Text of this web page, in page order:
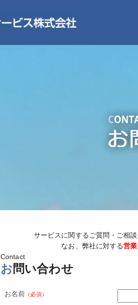
サービスに関するご質問・ご相
なお、弊社に対する営
Contact
お問い合わせ
お名前 （必須）